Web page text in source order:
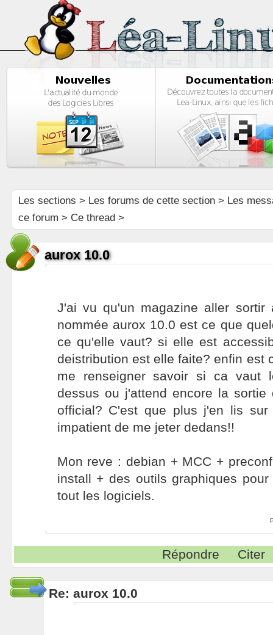
Les sections > Les forums de cette section> Les
ce forum > Ce thread >
aurox 10.0
J'ai vu qu'un magazine aller sortir
nommée aurox 10.0 est ce que
ce qu'elle vaut? si elle est
deistribution est elle faite? enfin est
me renseigner savoir si ca vaut
dessus ou j'attend encore la sortie
official? C'est que plus j'en lis
impatient de me jeter dedans!!
Mon reve : debian + MCC +
install + des outils graphiques
tout les logiciels.
Répondre Citer
Re: aurox 10.0